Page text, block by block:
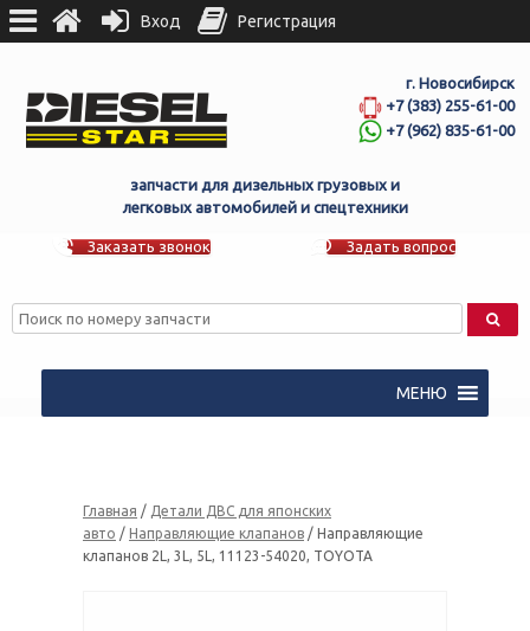
г. Новосибирск
+7 (383) 255-61-00
+7 (962) 835-61-00
запчасти для дизельных грузовых и
легковых автомобилей и спецтехники
Заказать звонок Задать вопрос
МЕНЮ
Главная / Детали ДВС для японских
авто / Направляющие клапанов / Направляющие
клапанов 2L, 3L, 5L, 11123-54020, TOYOTA
Вход Регистрация